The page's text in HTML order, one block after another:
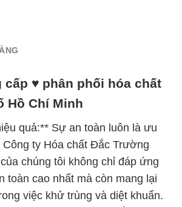
cấp ♥ phân phối hóa chất
Hồ Chí Minh
quả:** Sự an toàn luôn là ưu
Công ty Hóa chất Đắc Trường
chúng tôi không chỉ đáp ứng
toàn cao nhất mà còn mang lại
việc khử trùng và diệt khuẩn.